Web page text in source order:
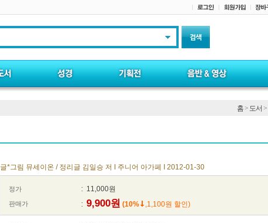
홈> 도서 >
글*그림 뮤세이온 / 정리글 김일승 저 I 주니어 아가페 I 2012-01-30
정가 : 11,000원
판매가 : 9,900원 (10% ,1,100원 할인)